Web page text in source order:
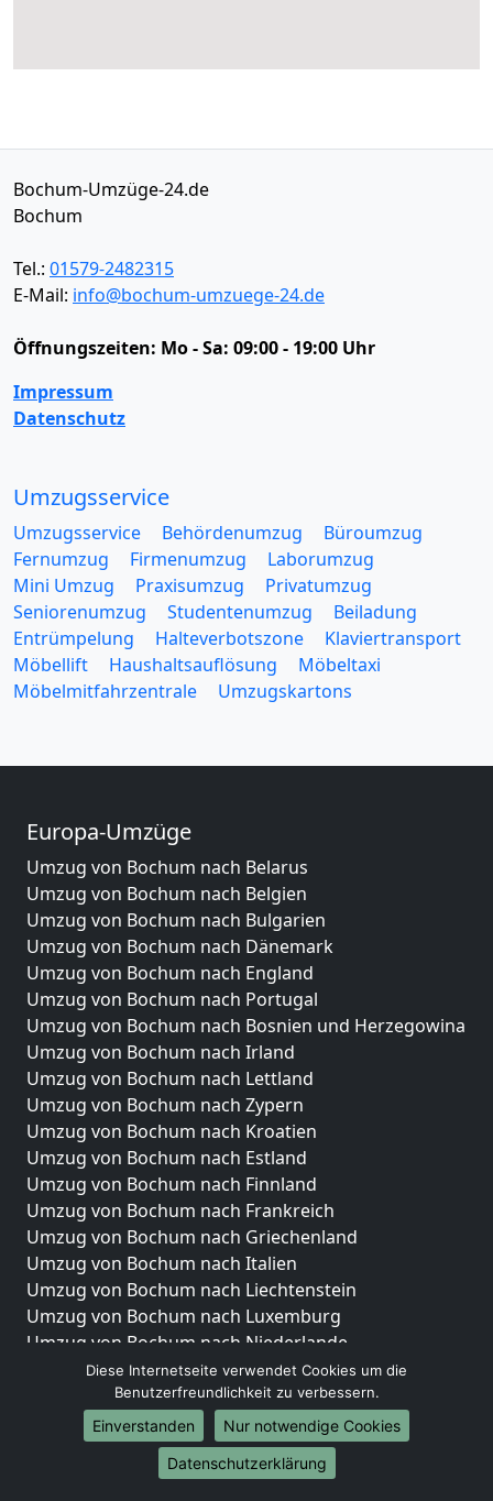
Bochum-Umzüge-24.de
Bochum
Tel.: 01579-2482315
E-Mail: info@bochum-umzuege-24.de
Öffnungszeiten: Mo - Sa: 09:00 - 19:00 Uhr
Impressum
Datenschutz
Umzugsservice
Umzugsservice Behördenumzug
Büroumzug
Fernumzug
Firmenumzug
Laborumzug
Mini Umzug
Praxisumzug
Privatumzug
Seniorenumzug
Studentenumzug
Beiladung
Entrümpelung
Halteverbotszone
Klaviertransport
Möbellift
Haushaltsauflösung
Möbeltaxi
Möbelmitfahrzentrale
Umzugskartons
Europa-Umzüge
Umzug von Bochum nach Belarus
Umzug von Bochum nach Belgien
Umzug von Bochum nach Bulgarien
Umzug von Bochum nach Dänemark
Umzug von Bochum nach England
Umzug von Bochum nach Portugal
Umzug von Bochum nach Bosnien und Herzegowina
Umzug von Bochum nach Irland
Umzug von Bochum nach Lettland
Umzug von Bochum nach Zypern
Umzug von Bochum nach Kroatien
Umzug von Bochum nach Estland
Umzug von Bochum nach Finnland
Umzug von Bochum nach Frankreich
Umzug von Bochum nach Griechenland
Umzug von Bochum nach Italien
Umzug von Bochum nach Liechtenstein
Umzug von Bochum nach Luxemburg
Umzug von Bochum nach Niederlande
Umzug von Bochum nach Norwegen
Umzüge-Deutschlandweit
Umzug von Bochum nach Berlin
Umzug von Bochum nach Hamburg
Diese Internetseite verwendet Cookies um die
Benutzerfreundlichkeit zu verbessern.
Einverstanden
Nur notwendige Cookies
Datenschutzerklärung